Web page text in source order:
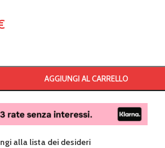
AGGIUNGI AL CARRELLO
alla lista dei desideri